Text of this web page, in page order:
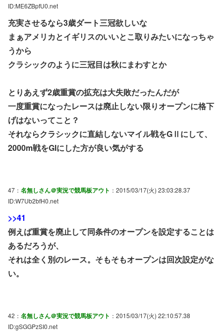
ID:ME6ZBpfU0.net
充実させるなら3歳ダート三冠欲しいな
まぁアメリカとイギリスのいいとこ取りみたいになっちゃ
うから
クラシックのように三冠目は秋にまわすとか
とりあえず2歳重賞の拡充は大失敗だったんだが
一度重賞になったレースは廃止しない限りオープンに格下
げはないってこと？
それならクラシックに直結しないマイル戦をGⅡにして、
2000m戦をGIにした方が良い気がする
47： 名無しさん＠実況で競馬板アウト ：2015/03/17(火) 23:03:28.37
ID:W7Ub2bfH0.net
>>41
例えば重賞を廃止して同条件のオープンを設定することは
あるだろうが、
それは全く別のレース。そもそもオープンは回次設定がな
い。
42： 名無しさん＠実況で競馬板アウト ：2015/03/17(火) 22:10:57.38
ID:gSGGPzSI0.net